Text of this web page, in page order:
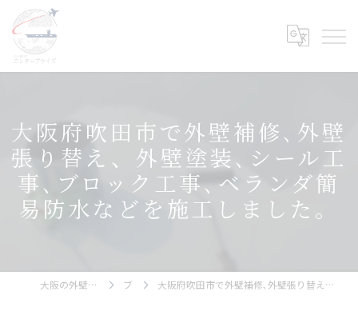
大阪府吹田市で外壁補修､外壁
張り替え、外壁塗装､シール工
事､ブロック工事､ベランダ簡
易防水などを施工しました。
大阪の外壁塗装ならエンタープライズ ブログ 大阪府吹田市で外壁補修､外壁張り替え、外壁塗装､シール工事､ブロック工事､ベランダ簡易防水などを施工しました。